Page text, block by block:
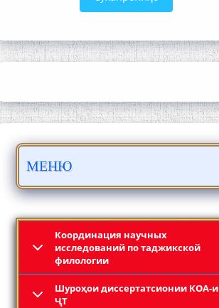
МЕНЮ
Координация научных
исследований по таджикской
филологии
Шyроҳои диссертатсионии КОА-и
ҶТ
ШАРҲИ МУЛОҚОТ БО АҲЛИ ИЛМ ВА
МАОРИФИ КИШВАР АЗ ҶОНИБИ
БО 4 000 000 СОМОНӢ ПАЙКАРА ВА
СОХТА ШУД!